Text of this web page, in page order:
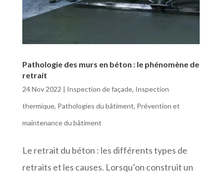
Pathologie des murs en béton : le phénomène de
retrait
24 Nov 2022 | Inspection de façade, Inspection
thermique, Pathologies du bâtiment, Prévention et
maintenance du bâtiment
Le retrait du béton : les différents types de
retraits et les causes. Lorsqu’on construit un